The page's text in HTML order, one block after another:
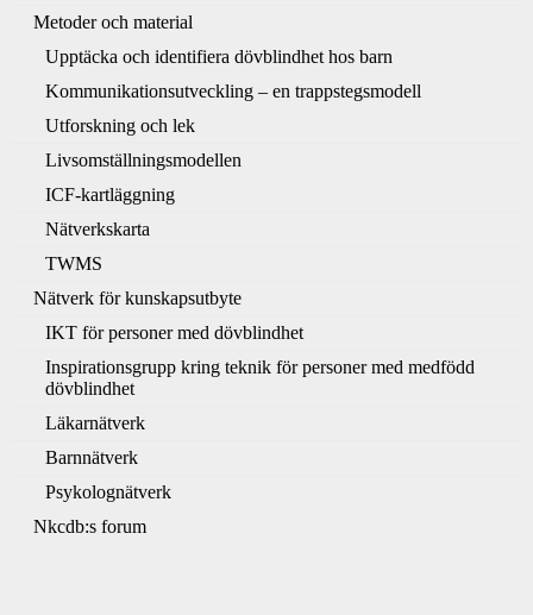
Metoder och material
Upptäcka och identifiera dövblindhet hos barn
Kommunikationsutveckling – en trappstegsmodell
Utforskning och lek
Livsomställningsmodellen
ICF-kartläggning
Nätverkskarta
TWMS
Nätverk för kunskapsutbyte
IKT för personer med dövblindhet
Inspirationsgrupp kring teknik för personer med medfödd
dövblindhet
Läkarnätverk
Barnnätverk
Psykolognätverk
Nkcdb:s forum